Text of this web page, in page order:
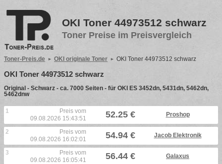
OKI Toner 44973512 schwarz
Toner Preise im Preisvergleich
Toner-Preis.de OKI originale Toner OKI Toner 44973512 schwarz
OKI Toner 44973512 schwarz
Original - Schwarz - ca. 7000 Seiten - für OKI ES 3452dn, 5431dn, 5462dn,
5462dnw
1
Preis vom
09.08.2026 15:43:51
52.25 € Proshop
2
Preis vom
09.08.2026 16:02:01
54.94 € Jacob Elektronik
3
Preis vom
09.08.2026 16:05:41
56.44 € Galaxus